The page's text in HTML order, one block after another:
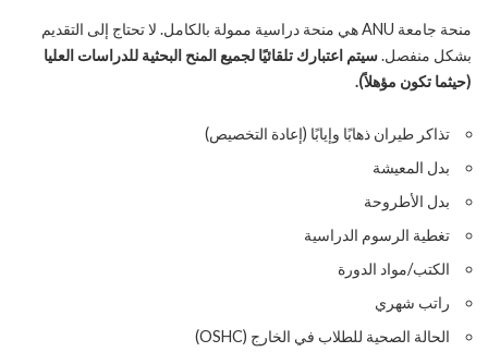
منحة جامعة ANU هي منحة دراسية ممولة بالكامل. لا تحتاج إلى التقديم
بشكل منفصل.سيتم اعتبارك تلقائيًا لجميع المنح البحثية للدراسات العليا
(حيثما تكون مؤهلاً).
تذاكر طيران ذهابًا وإيابًا (إعادة التخصيص)
بدل المعيشة
بدل الأطروحة
تغطية الرسوم الدراسية
الكتب/مواد الدورة
راتب شهري
الحالة الصحية للطلاب في الخارج (OSHC)